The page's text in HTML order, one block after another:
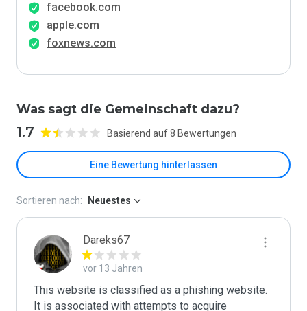
facebook.com
apple.com
foxnews.com
Was sagt die Gemeinschaft dazu?
1.7 Basierend auf 8 Bewertungen
Eine Bewertung hinterlassen
Sortieren nach: Neuestes
Dareks67
vor 13 Jahren
This website is classified as a phishing website.
It is associated with attempts to acquire